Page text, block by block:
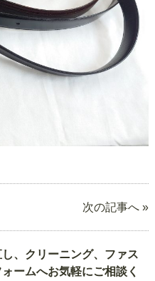
次の記事へ »
、クリーニング、ファス
ームへお気軽にご相談く